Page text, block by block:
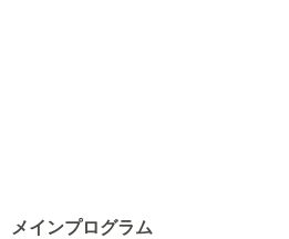
メインプログラム